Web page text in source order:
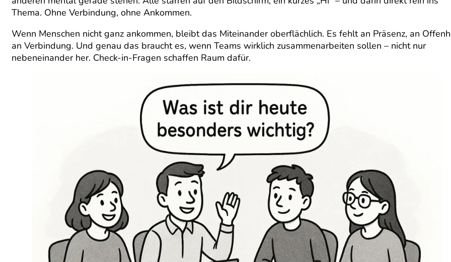
Thema. Ohne Verbindung, ohne Ankommen.
Wenn Menschen nicht ganz ankommen, bleibt das Miteinander oberflächlich. Es fehlt an Präsenz, an
an Verbindung. Und genau das braucht es, wenn Teams wirklich zusammenarbeiten sollen – nicht nur
nebeneinander her. Check-in-Fragen schaffen Raum dafür.